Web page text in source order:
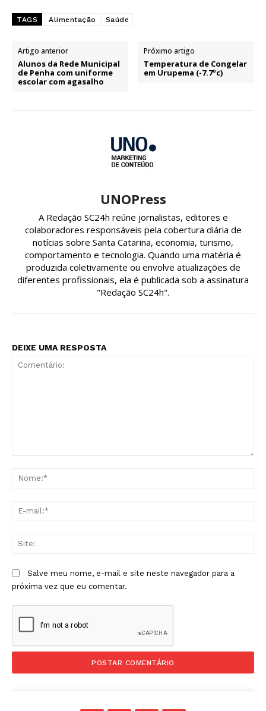
TAGS Alimentação Saúde
Artigo anterior
Alunos da Rede Municipal
de Penha com uniforme
escolar com agasalho
Próximo artigo
Temperatura de Congelar
em Urupema (-7.7ºc)
UNOPress
A Redação SC24h reúne jornalistas, editores e
colaboradores responsáveis pela cobertura diária de
notícias sobre Santa Catarina, economia, turismo,
comportamento e tecnologia. Quando uma matéria é
produzida coletivamente ou envolve atualizações de
diferentes profissionais, ela é publicada sob a assinatura
"Redação SC24h".
DEIXE UMA RESPOSTA
Salve meu nome, e-mail e site neste navegador para a
próxima vez que eu comentar.